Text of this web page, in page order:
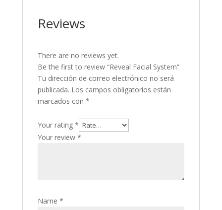
Reviews
There are no reviews yet.
Be the first to review “Reveal Facial System”
Tu dirección de correo electrónico no será
publicada. Los campos obligatorios están
marcados con *
Your rating *
Your review *
Name *